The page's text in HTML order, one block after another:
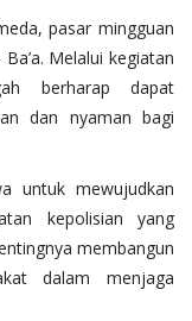
pasar mingguan
Melalui kegiatan
berharap dapat
dan nyaman bagi
untuk mewujudkan
kepolisian yang
membangun
dalam menjaga